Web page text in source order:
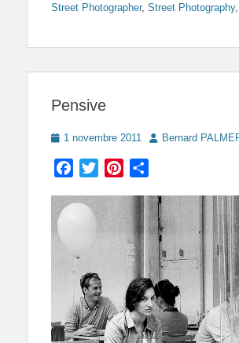
Street Photographer, Street Photography,
Pensive
Posted
1 novembre 2011 AuthorBernard
Facebook
TwitterPinterest